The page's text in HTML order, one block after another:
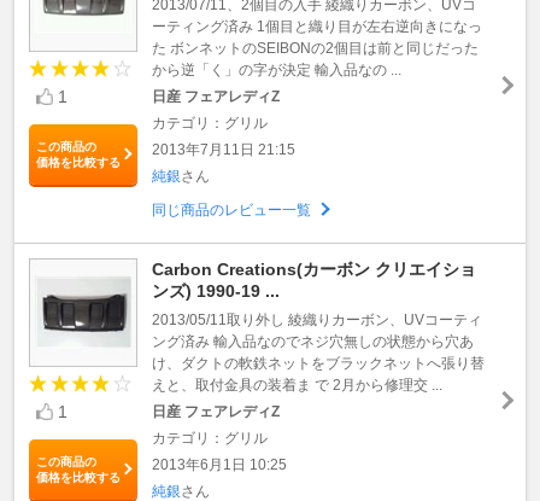
1
この商品の
価格を比較する
2013/07/11、2個目の入手 綾織りカーボン、UVコ
ーティング済み 1個目と織り目が左右逆向きになっ
た ボンネットのSEIBONの2個目は前と同じだった
から逆「く」の字が決定 輸入品なの ...
日産 フェアレディZ
カテゴリ：グリル
2013年7月11日 21:15
純銀さん
同じ商品のレビュー一覧
1
この商品の
価格を比較する
Carbon Creations(カーボン クリエイショ
ンズ) 1990-19 ...
2013/05/11取り外し 綾織りカーボン、UVコーティ
ング済み 輸入品なのでネジ穴無しの状態から穴あ
け、ダクトの軟鉄ネットをブラックネットへ張り替
えと、取付金具の装着ま で 2月から修理交 ...
日産 フェアレディZ
カテゴリ：グリル
2013年6月1日 10:25
純銀さん